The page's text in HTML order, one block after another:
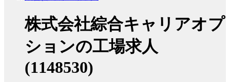
株式会社綜合キャリアオプ
ションの工場求人
(1148530)